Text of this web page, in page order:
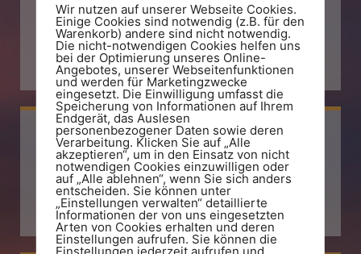
E-Mail
info@vdw.land
Telefon
+49 711 794 77 93
Wir nutzen auf unserer Webseite Cookies.
Einige Cookies sind notwendig (z.B. für den
Warenkorb) andere sind nicht notwendig.
Die nicht-notwendigen Cookies helfen uns
bei der Optimierung unseres Online-
Angebotes, unserer Webseitenfunktionen
und werden für Marketingzwecke
eingesetzt. Die Einwilligung umfasst die
Speicherung von Informationen auf Ihrem
Endgerät, das Auslesen
personenbezogener Daten sowie deren
Verarbeitung. Klicken Sie auf „Alle
akzeptieren“, um in den Einsatz von nicht
notwendigen Cookies einzuwilligen oder
auf „Alle ablehnen“, wenn Sie sich anders
entscheiden. Sie können unter
„Einstellungen verwalten“ detaillierte
Informationen der von uns eingesetzten
Arten von Cookies erhalten und deren
Einstellungen aufrufen. Sie können die
Einstellungen jederzeit aufrufen und